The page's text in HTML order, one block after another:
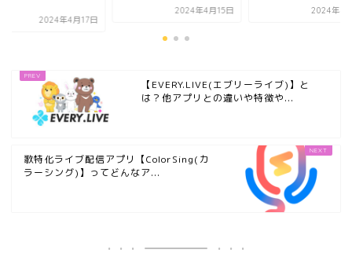
2024年4月17日
2024年4月15日 2024年4
【EVERY.LIVE(エブリーライブ)】と
は？他アプリとの違いや特徴や...
歌特化ライブ配信アプリ【ColorSing(カ
ラーシング)】ってどんなア...